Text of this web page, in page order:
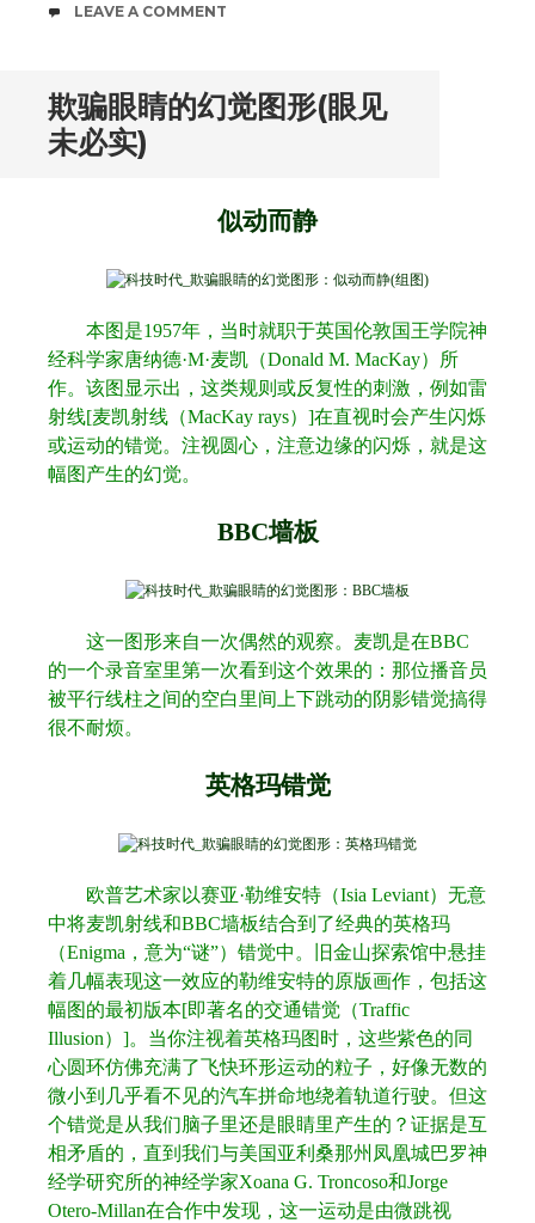
COMMENTS
LEAVE A COMMENT
欺骗眼睛的幻觉图形(眼见
未必实)
似动而静
本图是1957年，当时就职于英国伦敦国王学院神
经科学家唐纳德·M·麦凯（Donald M. MacKay）所
作。该图显示出，这类规则或反复性的刺激，例如雷
射线[麦凯射线（MacKay rays） ]在直视时会产生闪烁
或运动的错觉。注视圆心，注意边缘的闪烁，就是这
幅图产生的幻觉。
BBC墙板
这一图形来自一次偶然的观察。麦凯是在BBC
的一个录音室里第一次看到这个效果的：那位播音员
被平行线柱之间的空白里间上下跳动的阴影错觉搞得
很不耐烦。
英格玛错觉
欧普艺术家以赛亚·勒维安特（Isia Leviant）无意
中将麦凯射线和BBC墙板结合到了经典的英格玛
（Enigma ，意为“谜”）错觉中。旧金山探索馆中悬挂
着几幅表现这一效应的勒维安特的原版画作，包括这
幅图的最初版本[即著名的交通错觉（Traffic
Illusion） ]。当你注视着英格玛图时，这些紫色的同
心圆环仿佛充满了飞快环形运动的粒子，好像无数的
微小到几乎看不见的汽车拼命地绕着轨道行驶。但这
个错觉是从我们脑子里还是眼睛里产生的？证据是互
相矛盾的，直到我们与美国亚利桑那州凤凰城巴罗神
经学研究所的神经学家Xoana G. Troncoso和Jorge
Otero-Millan在合作中发现，这一运动是由微跳视